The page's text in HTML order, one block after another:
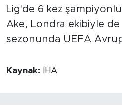
Lig'de 6 kez
Ake, Londra ekibiyle de
sezonunda UEFA
Kaynak: İHA